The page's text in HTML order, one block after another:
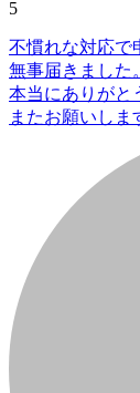
5
不慣れな対応で
無事届きました。
本当にありがと
またお願いしま